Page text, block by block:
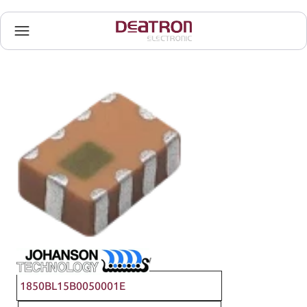
Johanson Technology
1850BL15B0050001E